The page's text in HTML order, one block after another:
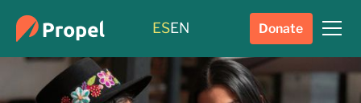
ESEN Donate